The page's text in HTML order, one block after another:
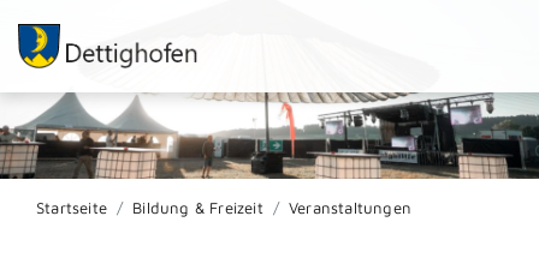
Startseite Bildung & Freizeit Veranstaltungen